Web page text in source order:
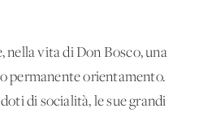
nella vita di Don Bosco, una
permanente orientamento.
di socialità, le sue grandi